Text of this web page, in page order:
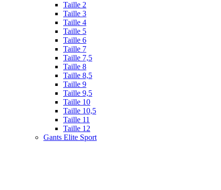
Taille 2
Taille 3
Taille 4
Taille 5
Taille 6
Taille 7
Taille 7,5
Taille 8
Taille 8,5
Taille 9
Taille 9,5
Taille 10
Taille 10,5
Taille 11
Taille 12
Gants Elite Sport